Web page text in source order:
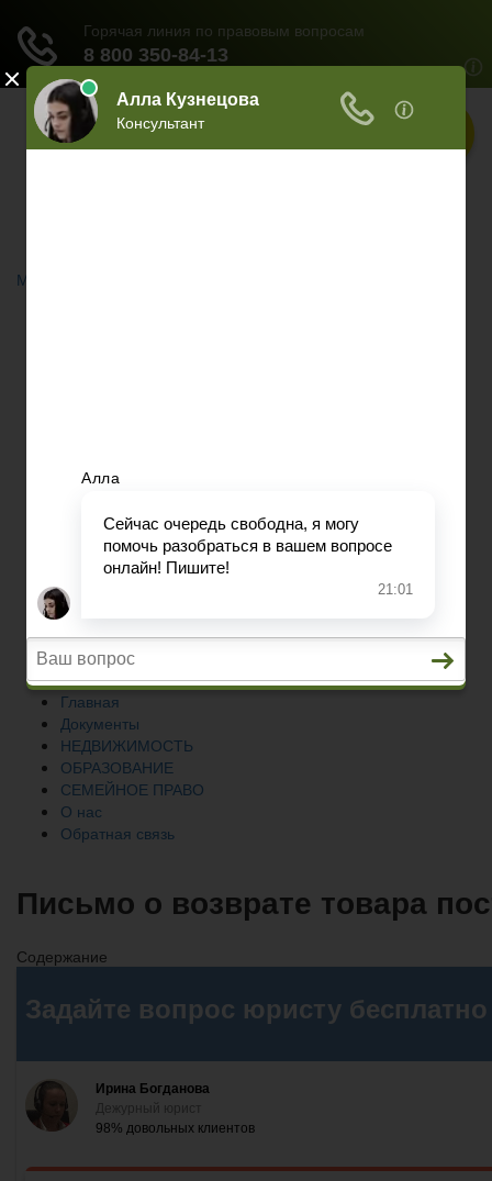
Меню
ОБРАЗОВАНИЕ
СЕМЕЙНОЕ ПРАВО
Главная
Документы
НЕДВИЖИМОСТЬ
ОБРАЗОВАНИЕ
СЕМЕЙНОЕ ПРАВО
О нас
Обратная связь
Письмо о возврате товара
Содержание